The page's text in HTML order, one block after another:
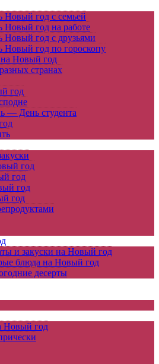
Новый год с семьей
Новый год на работе
Новый год с друзьями
Новый год по гороскопу
на Новый год
странах
год
— День студента
год
год
год
год
и закуски на Новый год
блюда на Новый год
десерты
Новый год